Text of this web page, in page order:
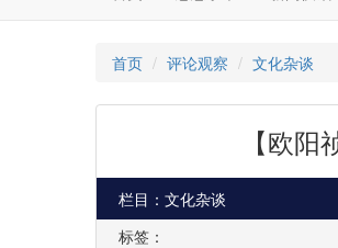
首页 评论观察 文化杂谈
【欧
栏目：文化杂谈
标签：